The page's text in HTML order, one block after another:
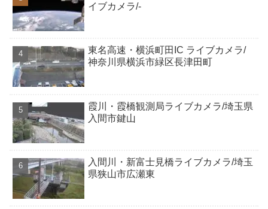
イブカメラ/-
東名高速・横浜町田IC ライブカメラ/
神奈川県横浜市緑区長津田町
霞川・霞橋観測局ライブカメラ/埼玉県
入間市鍵山
入間川・新富士見橋ライブカメラ/埼玉
県狭山市広瀬東